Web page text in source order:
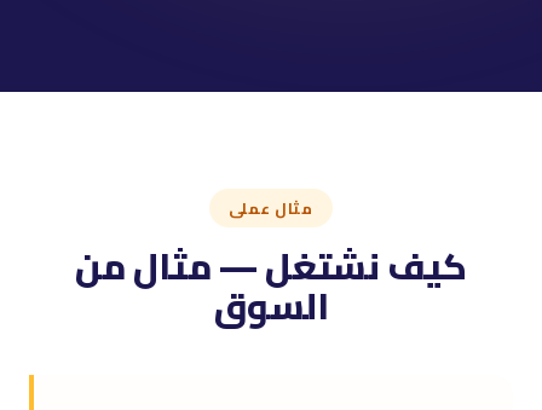
مثال عملى
كيف نشتغل — مثال من
السوق